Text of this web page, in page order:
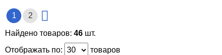
1 2
Найдено товаров: 46 шт.
Отображать по:
товаров